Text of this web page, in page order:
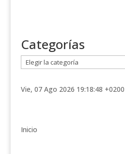
Categorías
a
e
r
Vie, 07 Ago 2026 19:18:48 +0200
Inicio